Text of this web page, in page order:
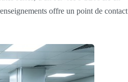
offre un point de contact